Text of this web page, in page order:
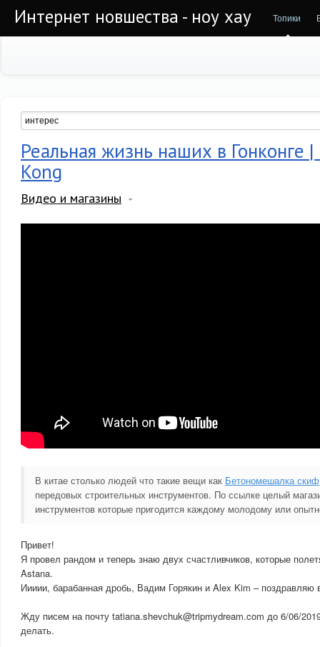
Интернет новшества - ноу хау Топики
Реальная жизнь наших в Гонконге
Kong
Видео и магазины
В китае столько людей что такие вещи как Бетономешалка скиф
передовых строительных инструментов. По ссылке целый
инструментов которые пригодится каждому молодому или
Привет!
Я провел рандом и теперь знаю двух счастливчиков, которые
Astana.
Иииии, барабанная дробь, Вадим Горякин и Alex Kim – поздравляю
Жду писем на почту tatiana.shevchuk@tripmydream.com до 6/06/
делать.